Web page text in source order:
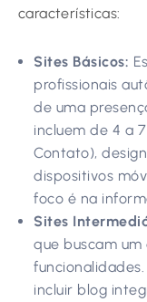
características:
Sites Básicos:
profissionais
de uma
incluem de 4 a
Contato),
dispositivos
foco é na
Sites
que buscam
incluir blog